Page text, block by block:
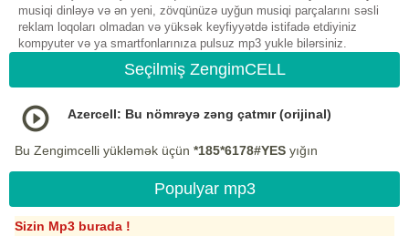
musiqi dinləyə və ən yeni, zövqünüzə uyğun musiqi parçalarını səsli
reklam loqoları olmadan və yüksək keyfiyyətdə istifadə etdiyiniz
kompyuter və ya smartfonlarınıza pulsuz mp3 yukle bilərsiniz.
Seçilmiş ZengimCELL
Azercell: Bu nömrəyə zəng çatmır (orijinal)
Bu Zengimcelli yükləmək üçün *185*6178#YES yığın
Populyar mp3
Sizin Mp3 burada !